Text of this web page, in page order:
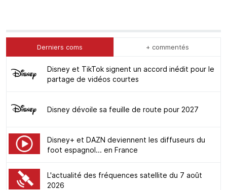
Derniers coms + commentés
Disney et TikTok signent un accord inédit pour le
partage de vidéos courtes
Disney dévoile sa feuille de route pour 2027
Disney+ et DAZN deviennent les diffuseurs du
foot espagnol... en France
L'actualité des fréquences satellite du 7 août
2026